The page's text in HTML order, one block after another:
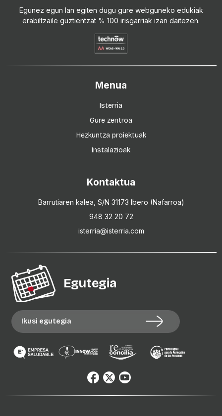
Egunez egun lan egiten dugu gure webguneko edukiak
erabiltzaile guztientzat % 100 irisgarriak izan daitezen.
Menua
Isterria
Gure zentroa
Hezkuntza proiektuak
Instalazioak
Kontaktua
Barrutiaren kalea, S/N 31173 Ibero (Nafarroa)
948 32 20 72
isterria@isterria.com
Egutegia
Ikusi egutegia